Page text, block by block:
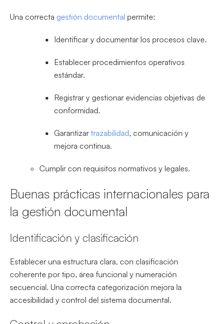
Una correcta gestión documental permite:
Identificar y documentar los procesos clave.
Establecer procedimientos operativos
estándar.
Registrar y gestionar evidencias objetivas de
conformidad.
Garantizar trazabilidad, comunicación y
mejora continua.
Cumplir con requisitos normativos y legales.
Buenas prácticas internacionales para
la gestión documental
Identificación y clasificación
Establecer una estructura clara, con clasificación
coherente por tipo, área funcional y numeración
secuencial. Una correcta categorización mejora la
accesibilidad y control del sistema documental.